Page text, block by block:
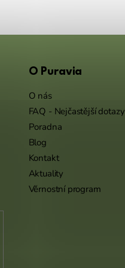
O Puravia
O nás
FAQ - Nejčastější dotazy
Poradna
Blog
Kontakt
Aktuality
Věrnostní program